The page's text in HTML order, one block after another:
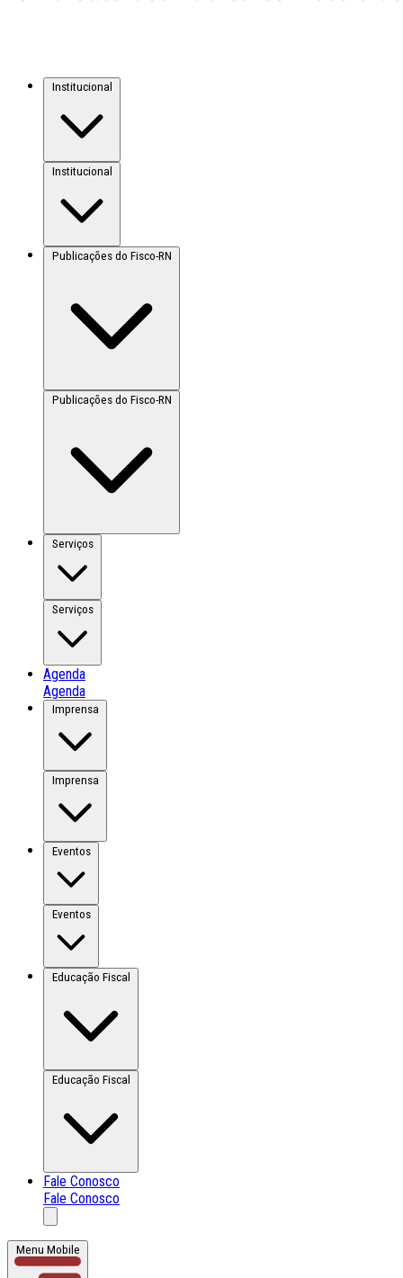
Institucional
Institucional
Publicações do Fisco-RN
Publicações do Fisco-RN
Serviços
Serviços
Agenda
Agenda
Imprensa
Imprensa
Eventos
Eventos
Educação Fiscal
Educação Fiscal
Fale Conosco
Fale Conosco
Menu Mobile